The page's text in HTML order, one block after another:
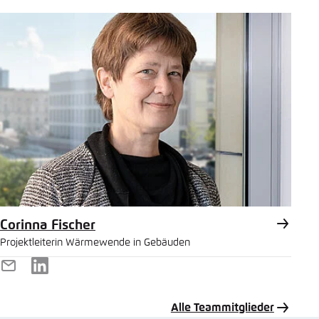
Mail
Corinna Fischer
Projektleiterin Wärmewende in Gebäuden
E-
LinkedIn
Alle Teammitglieder